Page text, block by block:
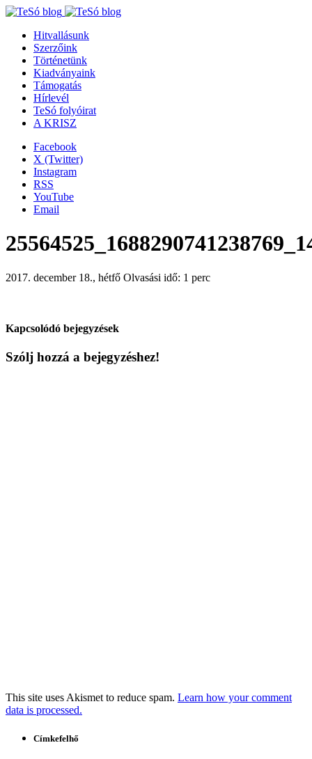
Hitvallásunk
Szerzőink
Történetünk
Kiadványaink
Támogatás
Hírlevél
TeSó folyóirat
A KRISZ
Facebook
X (Twitter)
Instagram
RSS
YouTube
Email
2017. december 18., hétfő Olvasási idő: 1 perc
Kapcsolódó bejegyzések
Szólj hozzá a bejegyzéshez!
This site uses Akismet to reduce spam. Learn how your comment
data is processed.
Címkefelhő